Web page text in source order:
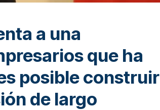
a una
que ha
posible construir
de largo